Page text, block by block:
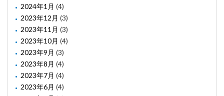
2024年1月 (4)
2023年12月 (3)
2023年11月 (3)
2023年10月 (4)
2023年9月 (3)
2023年8月 (4)
2023年7月 (4)
2023年6月 (4)